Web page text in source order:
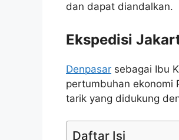
dan dapat diandalkan.
Ekspedisi
Denpasar sebagai Ibu
pertumbuhan ekonomi
tarik yang didukung
Daftar Isi